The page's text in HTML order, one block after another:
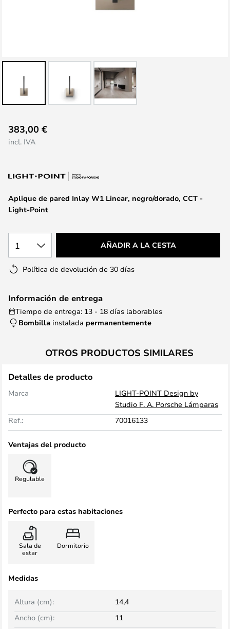
al
comienzo
la
de
imágenes
Aplique de pared Inlay W1 Linear, negro/dorado, CCT -
Light-Point
383,00 €
incl. IVA
1 AÑADIR A LA CESTA
Política de devolución de 30 días
Información de entrega
Tiempo de entrega: 13 - 18 días laborables
Bombilla instalada permanentemente
OTROS PRODUCTOS SIMILARES
Detalles de producto
Marca
LIGHT-POINT Design by
Studio F. A. Porsche Lámparas
Ref.:
70016133
Ventajas del producto
Regulable
Perfecto para estas habitaciones
Sala de
estar
Dormitorio
Medidas
Ancho (cm): 11
Altura (cm): 14,4